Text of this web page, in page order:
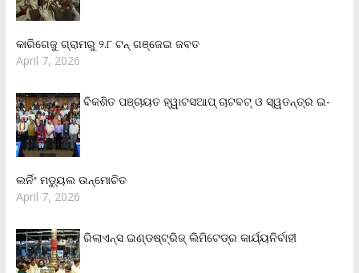
କାରିଗେଜୁ ଗ୍ରାମରୁ ୨.୮ ଟନ୍ ଗଞ୍ଜେଇ ଜବତ
April 7, 2026
ବିକଶିତ ପଞ୍ଚାୟତ ହ୍ୱାଟସଆପ୍ ଚାଟବଟ୍ ଓ ସ୍ୱତନ୍ତ୍ର ଇ-
ଲର୍ନିଂ ମଡ୍ୟୁଲ ଉନ୍ମୋଚିତ
April 7, 2026
ରିଲାଏନ୍‌ସ ଇଣ୍ଡଷ୍ଟ୍ରିଜ୍ ଲିମିଟେଡ୍‌ର କାର୍ଯ୍ୟନିର୍ବାହୀ